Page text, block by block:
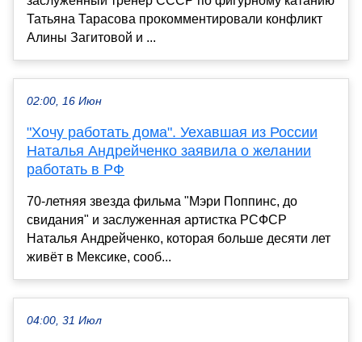
Татьяна Тарасова прокомментировали конфликт
Алины Загитовой и ...
02:00, 16 Июн
"Хочу работать дома". Уехавшая из России
Наталья Андрейченко заявила о желании
работать в РФ
70-летняя звезда фильма "Мэри Поппинс, до
свидания" и заслуженная артистка РСФСР
Наталья Андрейченко, которая больше десяти лет
живёт в Мексике, сооб...
04:00, 31 Июл